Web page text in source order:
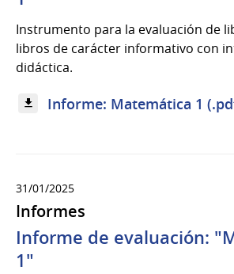
Instrumento para la evaluación de
libros de carácter informativo con
didáctica.
Informe: Matemática 1
31/01/2025
Informes
Informe de evaluación:
1"